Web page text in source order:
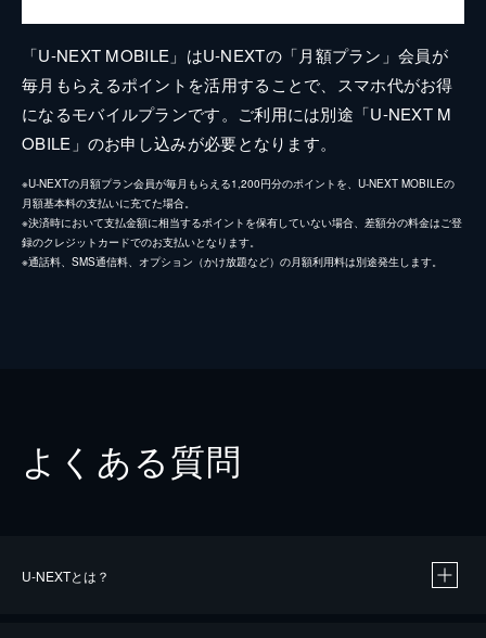
「U-NEXT MOBILE」はU-NEXTの「月額プラン」会員が
毎月もらえるポイントを活用することで、スマホ代がお得
になるモバイルプランです。ご利用には別途「U-NEXT M
OBILE」のお申し込みが必要となります。
※U-NEXTの月額プラン会員が毎月もらえる1,200円分のポイントを、U-NEXT MOBILEの
月額基本料の支払いに充てた場合。
※決済時において支払金額に相当するポイントを保有していない場合、差額分の料金はご登
録のクレジットカードでのお支払いとなります。
※通話料、SMS通信料、オプション（かけ放題など）の月額利用料は別途発生します。
よくある質問
U-NEXTとは？